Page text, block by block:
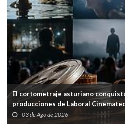
El cortometraje asturiano
producciones de Laboral
03 de Ago de 2026